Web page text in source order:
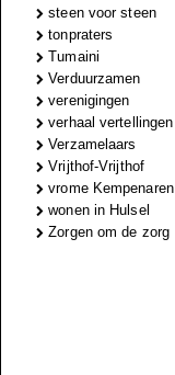
steen voor steen
tonpraters
Tumaini
Verduurzamen
verenigingen
verhaal vertellingen
Verzamelaars
Vrijthof-Vrijthof
vrome Kempenaren
wonen in Hulsel
Zorgen om de zorg